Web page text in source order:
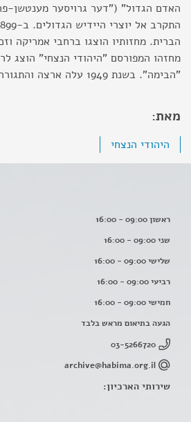
האדם הגדול" ("דער גרויסער מענטשן-
הברית. מחזותיו הוצגו ברחבי אמריקה
מחזהו המפורסם "היהודי הנצחי" הוצג
"הבימה". בשנת 1949 עלה ארצה והתגורר בחיפה עד מותו.
מאת:
היהודי הנצחי
ראשון 09:00 - 16:00
שני 09:00 - 16:00
שלישי 09:00 - 16:00
רביעי 09:00 - 16:00
חמישי 09:00 - 16:00
הגעה בתיאום מראש בלבד
03-5266720
archive@habima.org.il
שירותי הארכיון: